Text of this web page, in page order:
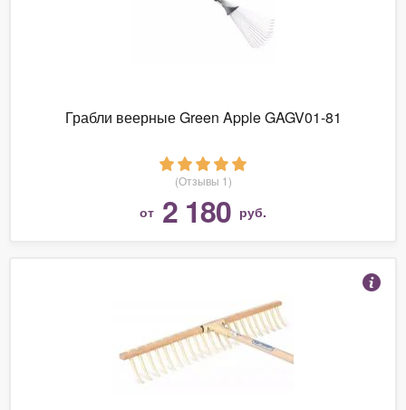
Грабли веерные Green Apple GAGV01-81
(Отзывы 1)
от 2 180 руб.